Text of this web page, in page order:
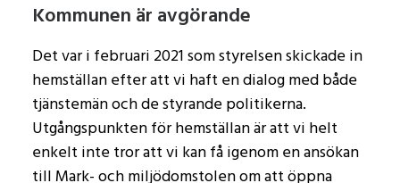
Kommunen är avgörande
Det var i februari 2021 som styrelsen skickade in
hemställan efter att vi haft en dialog med både
tjänstemän och de styrande politikerna.
Utgångspunkten för hemställan är att vi helt
enkelt inte tror att vi kan få igenom en ansökan
till Mark- och miljödomstolen om att öppna